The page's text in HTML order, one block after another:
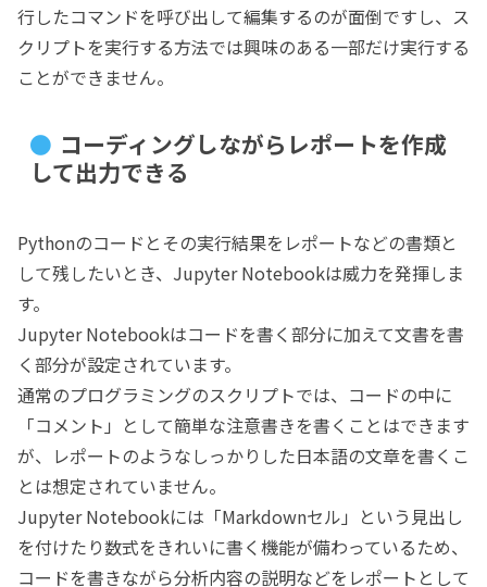
行したコマンドを呼び出して編集するのが面倒ですし、ス
クリプトを実行する方法では興味のある一部だけ実行する
ことができません。
コーディングしながらレポートを作成
して出力できる
Pythonのコードとその実行結果をレポートなどの書類と
して残したいとき、Jupyter Notebookは威力を発揮しま
す。
Jupyter Notebookはコードを書く部分に加えて文書を書
く部分が設定されています。
通常のプログラミングのスクリプトでは、コードの中に
「コメント」として簡単な注意書きを書くことはできます
が、レポートのようなしっかりした日本語の文章を書くこ
とは想定されていません。
Jupyter Notebookには「Markdownセル」という見出し
を付けたり数式をきれいに書く機能が備わっているため、
コードを書きながら分析内容の説明などをレポートとして